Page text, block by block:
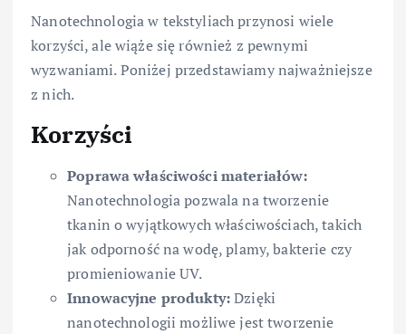
Nanotechnologia w tekstyliach przynosi wiele
korzyści, ale wiąże się również z pewnymi
wyzwaniami. Poniżej przedstawiamy najważniejsze
z nich.
Korzyści
Poprawa właściwości materiałów:
Nanotechnologia pozwala na tworzenie
tkanin o wyjątkowych właściwościach, takich
jak odporność na wodę, plamy, bakterie czy
promieniowanie UV.
Innowacyjne produkty:Dzięki
nanotechnologii możliwe jest tworzenie